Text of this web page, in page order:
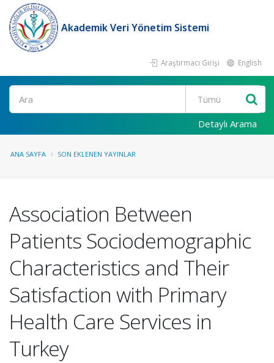
Akademik Veri Yönetim Sistemi
Araştırmacı Girişi English
Ara
Detaylı Arama
ANA SAYFA SON EKLENEN YAYINLAR
Association Between
Patients Sociodemographic
Characteristics and Their
Satisfaction with Primary
Health Care Services in
Turkey